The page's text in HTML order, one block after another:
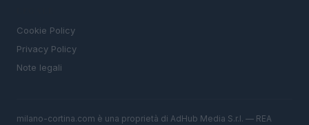
Cookie Policy
Privacy Policy
Note legali
milano-cortina.com è una proprietà di AdHub Media S.r.l. — REA